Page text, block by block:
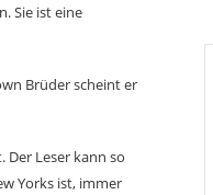
Sie ist eine
Brüder scheint er
Leser kann so
Yorks ist, immer